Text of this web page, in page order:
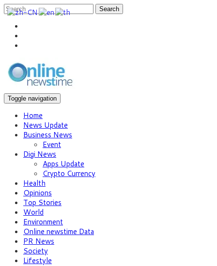
Search
Toggle navigation
Home
News Update
Business News
Event
Digi News
Apps Update
Crypto Currency
Health
Opinions
Top Stories
World
Environment
Online newstime Data
PR News
Society
Lifestyle